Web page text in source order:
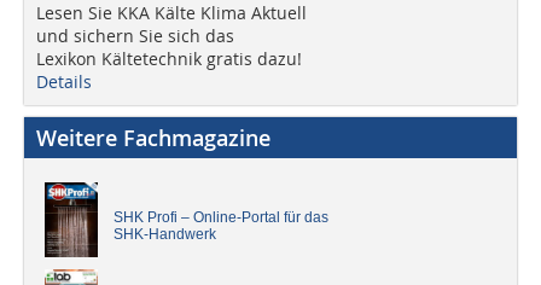
Lesen Sie KKA Kälte Klima Aktuell
und sichern Sie sich das
Lexikon Kältetechnik gratis dazu!
Details
Weitere Fachmagazine
SHK Profi – Online-Portal für das
SHK-Handwerk